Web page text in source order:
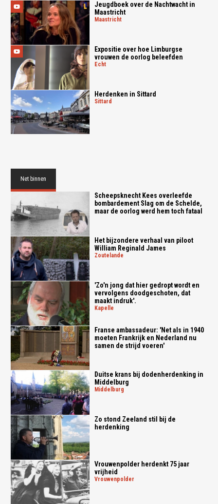
Jeugdboek over de Nachtwacht in
Maastricht
maastricht
Expositie over hoe Limburgse
vrouwen de oorlog beleefden
echt
Herdenken in Sittard
sittard
Net binnen
Scheepsknecht Kees overleefde
bombardement Slag om de Schelde,
maar de oorlog werd hem toch fataal
Het bijzondere verhaal van piloot
William Reginald James
zoutelande
'Zo'n jong dat hier gedropt wordt en
vervolgens doodgeschoten, dat
maakt indruk'.
kapelle
Franse ambassadeur: 'Net als in 1940
moeten Frankrijk en Nederland nu
samen de strijd voeren'
Duitse krans bij dodenherdenking in
Middelburg
middelburg
Zo stond Zeeland stil bij de
herdenking
Vrouwenpolder herdenkt 75 jaar
vrijheid
vrouwenpolder